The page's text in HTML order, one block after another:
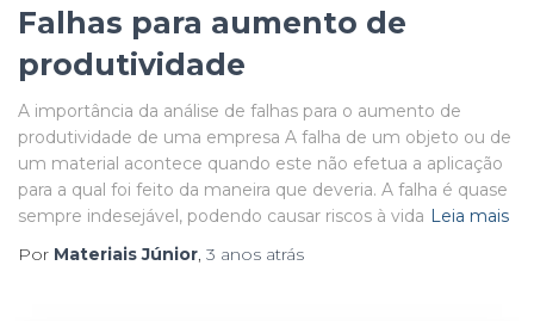
Falhas para aumento de
produtividade
A importância da análise de falhas para o aumento de
produtividade de uma empresa A falha de um objeto ou de
um material acontece quando este não efetua a aplicação
para a qual foi feito da maneira que deveria. A falha é quase
sempre indesejável, podendo causar riscos à vida Leia mais
Por Materiais Júnior, 3 anos atrás